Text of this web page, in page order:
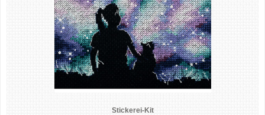
Stickerei-Kit